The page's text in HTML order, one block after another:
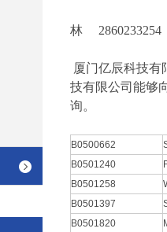
林 2860233254
厦门亿辰科技有
技有限公司能够
询。
B0500662
B0501240
B0501258
B0501397
B0501820